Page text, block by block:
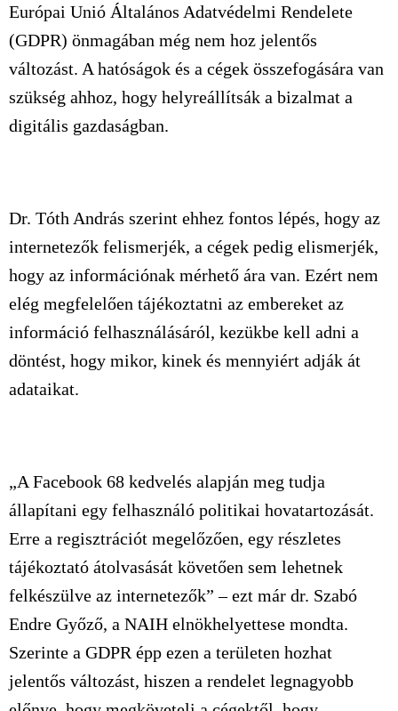
Európai Unió Általános Adatvédelmi Rendelete
(GDPR) önmagában még nem hoz jelentős
változást. A hatóságok és a cégek összefogására van
szükség ahhoz, hogy helyreállítsák a bizalmat a
digitális gazdaságban.
Dr. Tóth András szerint ehhez fontos lépés, hogy az
internetezők felismerjék, a cégek pedig elismerjék,
hogy az információnak mérhető ára van. Ezért nem
elég megfelelően tájékoztatni az embereket az
információ felhasználásáról, kezükbe kell adni a
döntést, hogy mikor, kinek és mennyiért adják át
adataikat.
„A Facebook 68 kedvelés alapján meg tudja
állapítani egy felhasználó politikai hovatartozását.
Erre a regisztrációt megelőzően, egy részletes
tájékoztató átolvasását követően sem lehetnek
felkészülve az internetezők” – ezt már dr. Szabó
Endre Győző, a NAIH elnökhelyettese mondta.
Szerinte a GDPR épp ezen a területen hozhat
jelentős változást, hiszen a rendelet legnagyobb